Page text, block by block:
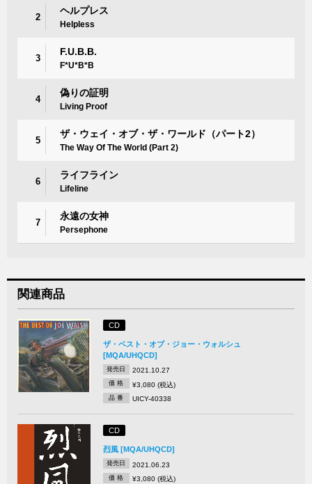
2
ヘルプレス
Helpless
3
F.U.B.B.
F*U*B*B
4
偽りの証明
Living Proof
5
ザ・ウェイ・オブ・ザ・ワールド（パート2）
The Way Of The World (Part 2)
6
ライフライン
Lifeline
7
永遠の女神
Persephone
関連商品
CD
ザ・ベスト・オブ・ジョー・ウォルシュ
[MQA/UHQCD]
発売日 2021.10.27
価 格 ¥3,080 (税込)
品 番 UICY-40338
CD
烈風 [MQA/UHQCD]
発売日 2021.06.23
価 格 ¥3,080 (税込)